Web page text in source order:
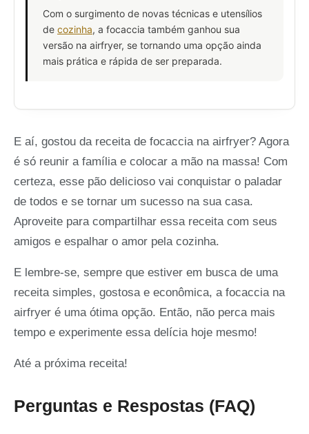
Com o surgimento de novas técnicas e utensílios
de cozinha, a focaccia também ganhou sua
versão na airfryer, se tornando uma opção ainda
mais prática e rápida de ser preparada.
E aí, gostou da receita de focaccia na airfryer? Agora
é só reunir a família e colocar a mão na massa! Com
certeza, esse pão delicioso vai conquistar o paladar
de todos e se tornar um sucesso na sua casa.
Aproveite para compartilhar essa receita com seus
amigos e espalhar o amor pela cozinha.
E lembre-se, sempre que estiver em busca de uma
receita simples, gostosa e econômica, a focaccia na
airfryer é uma ótima opção. Então, não perca mais
tempo e experimente essa delícia hoje mesmo!
Até a próxima receita!
Perguntas e Respostas (FAQ)